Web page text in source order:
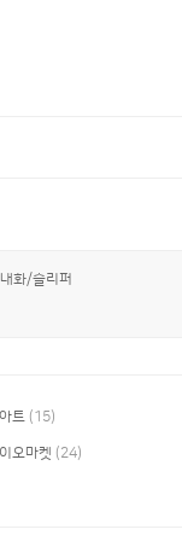
화/슬리퍼
트 (15)
오마켓 (24)